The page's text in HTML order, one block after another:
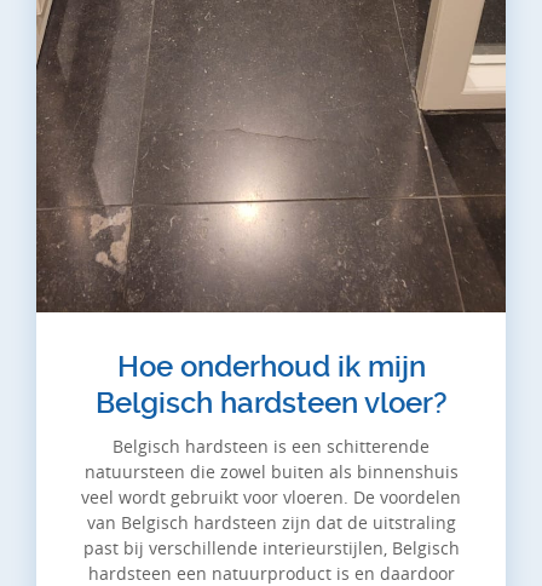
Hoe onderhoud ik mijn
Belgisch hardsteen vloer?
Belgisch hardsteen is een schitterende
natuursteen die zowel buiten als binnenshuis
veel wordt gebruikt voor vloeren. De voordelen
van Belgisch hardsteen zijn dat de uitstraling
past bij verschillende interieurstijlen, Belgisch
hardsteen een natuurproduct is en daardoor